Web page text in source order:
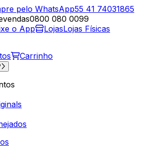
pelo WhatsApp55 41 74031865
0800 080 0099
o App LojasLojas Físicas
Carrinho